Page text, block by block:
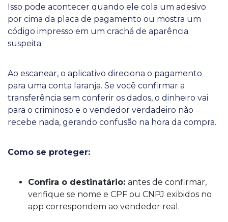
Isso pode acontecer quando ele cola um adesivo
por cima da placa de pagamento ou mostra um
código impresso em um crachá de aparência
suspeita.
Ao escanear, o aplicativo direciona o pagamento
para uma conta laranja. Se você confirmar a
transferência sem conferir os dados, o dinheiro vai
para o criminoso e o vendedor verdadeiro não
recebe nada, gerando confusão na hora da compra.
Como se proteger:
Confira o destinatário: antes de confirmar,
verifique se nome e CPF ou CNPJ exibidos no
app correspondem ao vendedor real.